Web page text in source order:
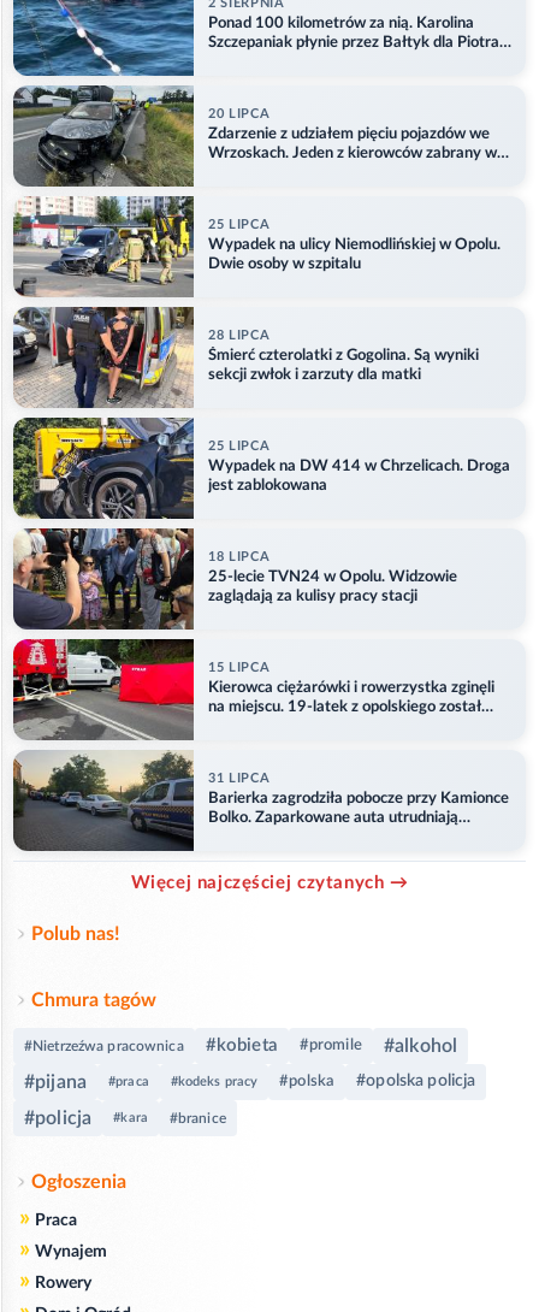
2 SIERPNIA
Ponad 100 kilometrów za nią. Karolina
Szczepaniak płynie przez Bałtyk dla Piotra.
20 LIPCA
Zdarzenie z udziałem pięciu pojazdów we
Wrzoskach. Jeden z kierowców zabrany w
25 LIPCA
Wypadek na ulicy Niemodlińskiej w Opolu.
Dwie osoby w szpitalu
28 LIPCA
Śmierć czterolatki z Gogolina. Są wyniki
sekcji zwłok i zarzuty dla matki
25 LIPCA
Wypadek na DW 414 w Chrzelicach. Droga
jest zablokowana
18 LIPCA
25-lecie TVN24 w Opolu. Widzowie
zaglądają za kulisy pracy stacji
15 LIPCA
Kierowca ciężarówki i rowerzystka zginęli
na miejscu. 19-latek z opolskiego został
31 LIPCA
Barierka zagrodziła pobocze przy Kamionce
Bolko. Zaparkowane auta utrudniają
Więcej najczęściej czytanych →
Polub nas!
Chmura tagów
#Nietrzeźwa pracownica #kobieta #promile
#alkohol
#pijana
#praca #kodeks pracy #polska #opolska policja
#policja #kara #branice
Ogłoszenia
» Praca
» Wynajem
» Rowery